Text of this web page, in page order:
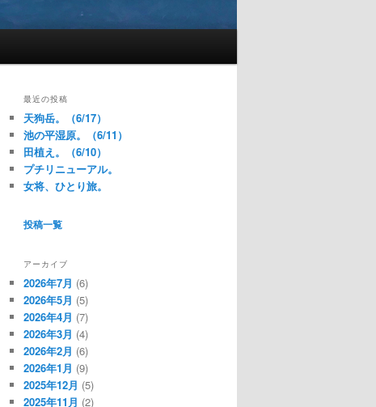
最近の投稿
天狗岳。（6/17）
池の平湿原。（6/11）
田植え。（6/10）
プチリニューアル。
女将、ひとり旅。
投稿一覧
アーカイブ
2026年7月 (6)
2026年5月 (5)
2026年4月 (7)
2026年3月 (4)
2026年2月 (6)
2026年1月 (9)
2025年12月 (5)
2025年11月 (2)